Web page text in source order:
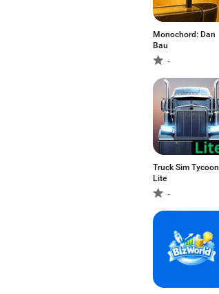
Monochord: Dan
Bau
-
Truck Sim Tycoon
Lite
-